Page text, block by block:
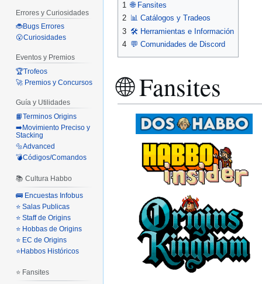
1 🌐 Fansites
2 📊 Catálogos y Tradeos
3 🛠️ Herramientas e Información
4 💬 Comunidades de Discord
🌐 Fansites
Errores y Curiosidades
🐞Bugs Errores
😮Curiosidades
Eventos y Premios
🏆Trofeos
🚀 Premios y Concursos
Guía y Utilidades
📙Terminos Origins
➡️Movimiento Preciso y
Stacking
🔩Advanced
💣Códigos/Comandos
📚 Cultura Habbo
🚌 Encuestas Infobus
⭐ Salas Publicas
⭐ Staff de Origins
⭐ Hobbas de Origins
⭐ EC de Origins
⭐Habbos Históricos
⭐ Fansites